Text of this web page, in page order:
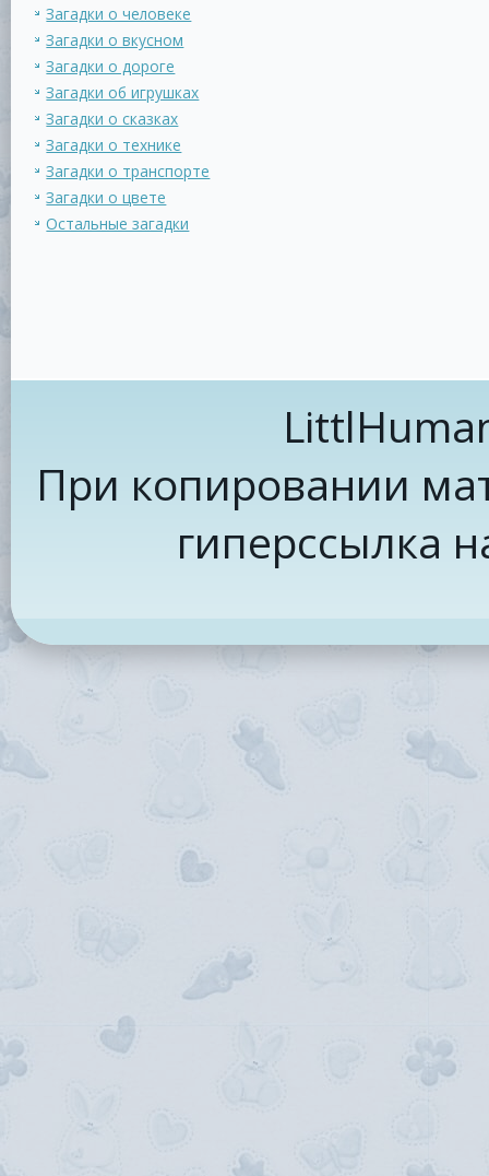
Загадки о человеке
Загадки о вкусном
Загадки о дороге
Загадки об игрушках
Загадки о сказках
Загадки о технике
Загадки о транспорте
Загадки о цвете
Остальные загадки
При копировании
гиперссылка